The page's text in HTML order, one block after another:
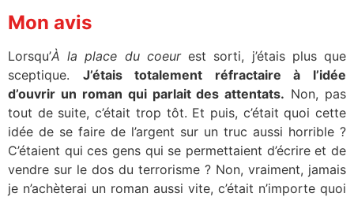
Mon avis
Lorsqu’À la place du coeurest sorti, j’étais plus que
sceptique. J’étais totalement réfractaire à l’idée
d’ouvrir un roman qui parlait des attentats. Non, pas
tout de suite, c’était trop tôt. Et puis, c’était quoi cette
idée de se faire de l’argent sur un truc aussi horrible ?
C’étaient qui ces gens qui se permettaient d’écrire et de
vendre sur le dos du terrorisme ? Non, vraiment, jamais
je n’achèterai un roman aussi vite, c’était n’importe quoi